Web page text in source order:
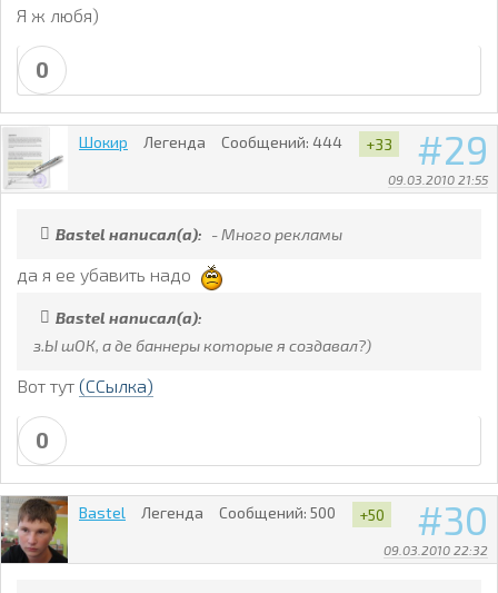
Я ж любя)
0
29
09.03.2010 21:55
Шокир Легенда Сообщений: 444 +33
Bastel написал(а): - Много рекламы
да я ее убавить надо
Bastel написал(а):
з.Ы шОК, а де баннеры которые я создавал?)
Вот тут (ССылка)
0
30
09.03.2010 22:32
Bastel Легенда Сообщений: 500 +50